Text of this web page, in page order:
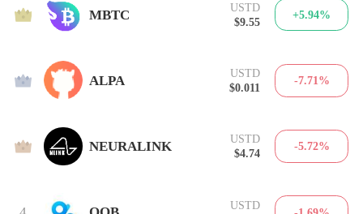
1 MBTC
USTD
$9.55
+5.94%
2 ALPA
USTD
$0.011
-7.71%
3 NEURALINK
USTD
$4.74
-5.72%
USTD